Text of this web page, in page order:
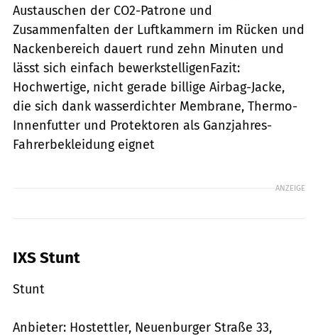
Austauschen der CO2-Patrone und
Zusammenfalten der Luftkammern im Rücken und
Nackenbereich dauert rund zehn Minuten und
lässt sich einfach bewerkstelligenFazit:
Hochwertige, nicht gerade billige Airbag-Jacke,
die sich dank wasserdichter Membrane, Thermo-
Innenfutter und Protektoren als Ganzjahres-
Fahrerbekleidung eignet
ANZEIGE
IXS Stunt
Stunt
Anbieter: Hostettler, Neuenburger Straße 33,